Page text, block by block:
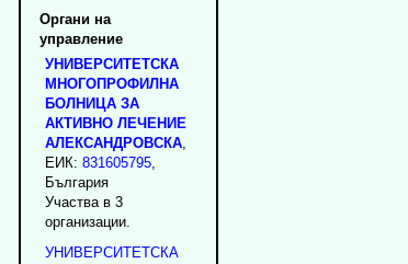
Органи на
управление
УНИВЕРСИТЕТСКА
МНОГОПРОФИЛНА
БОЛНИЦА ЗА
АКТИВНО ЛЕЧЕНИЕ
АЛЕКСАНДРОВСКА,
ЕИК: 831605795,
България
Участва в 3
организации.
УНИВЕРСИТЕТСКА